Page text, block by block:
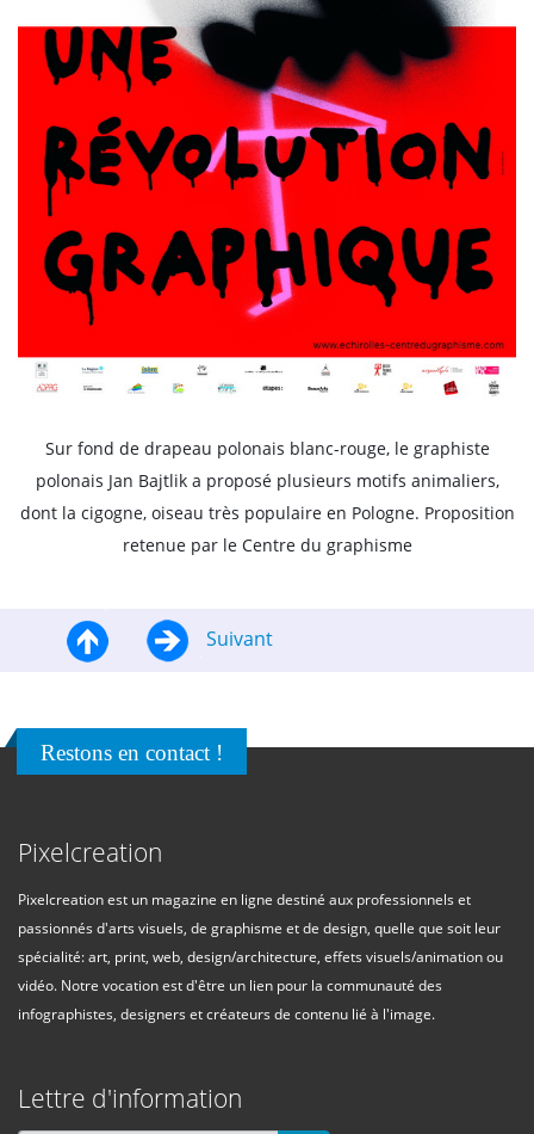
Sur fond de drapeau polonais blanc-rouge, le graphiste
polonais Jan Bajtlik a proposé plusieurs motifs animaliers,
dont la cigogne, oiseau très populaire en Pologne. Proposition
retenue par le Centre du graphisme
Suivant
Restons en contact !
Pixelcreation
Pixelcreation est un magazine en ligne destiné aux professionnels et
passionnés d'arts visuels, de graphisme et de design, quelle que soit leur
spécialité: art, print, web, design/architecture, effets visuels/animation ou
vidéo. Notre vocation est d'être un lien pour la communauté des
infographistes, designers et créateurs de contenu lié à l'image.
Lettre d'information